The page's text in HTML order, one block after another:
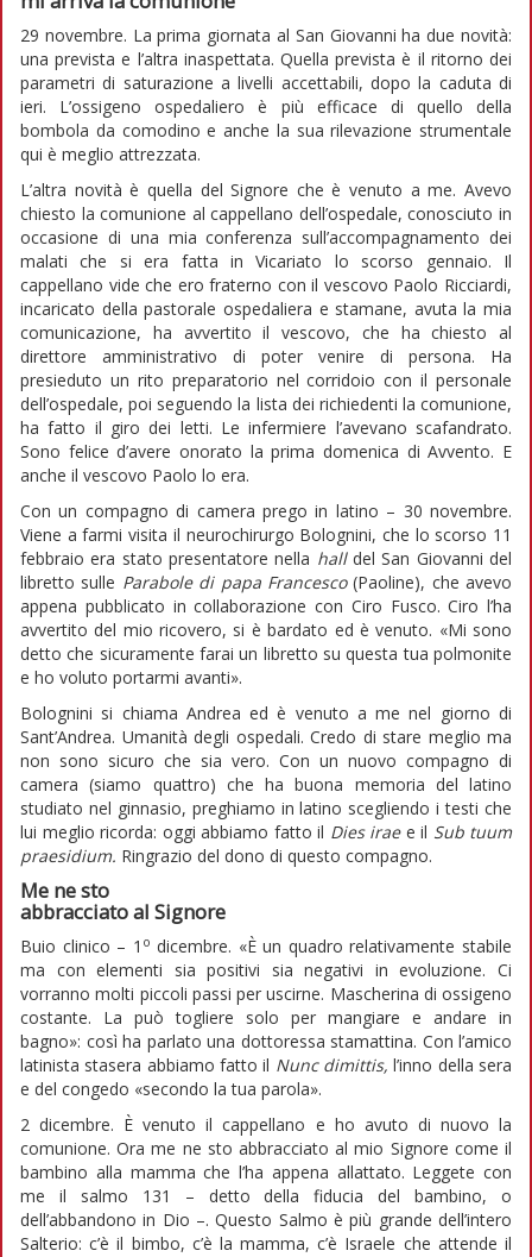
29 novembre. La prima giornata al San Giovanni ha due novità:
una prevista e l’altra inaspettata. Quella prevista è il ritorno dei
parametri di saturazione a livelli accettabili, dopo la caduta di
ieri. L’ossigeno ospedaliero è più efficace di quello della
bombola da comodino e anche la sua rilevazione strumentale
qui è meglio attrezzata.
L’altra novità è quella del Signore che è venuto a me. Avevo
chiesto la comunione al cappellano dell’ospedale, conosciuto in
occasione di una mia conferenza sull’accompagnamento dei
malati che si era fatta in Vicariato lo scorso gennaio. Il
cappellano vide che ero fraterno con il vescovo Paolo Ricciardi,
incaricato della pastorale ospedaliera e stamane, avuta la mia
comunicazione, ha avvertito il vescovo, che ha chiesto al
direttore amministrativo di poter venire di persona. Ha
presieduto un rito preparatorio nel corridoio con il personale
dell’ospedale, poi seguendo la lista dei richiedenti la comunione,
ha fatto il giro dei letti. Le infermiere l’avevano scafandrato.
Sono felice d’avere onorato la prima domenica di Avvento. E
anche il vescovo Paolo lo era.
Con un compagno di camera prego in latino – 30 novembre.
Viene a farmi visita il neurochirurgo Bolognini, che lo scorso 11
febbraio era stato presentatore nella halldel San Giovanni del
libretto sulle Parabole di papa Francesco(Paoline), che avevo
appena pubblicato in collaborazione con Ciro Fusco. Ciro l’ha
avvertito del mio ricovero, si è bardato ed è venuto. «Mi sono
detto che sicuramente farai un libretto su questa tua polmonite
e ho voluto portarmi avanti».
Bolognini si chiama Andrea ed è venuto a me nel giorno di
Sant’Andrea. Umanità degli ospedali. Credo di stare meglio ma
non sono sicuro che sia vero. Con un nuovo compagno di
camera (siamo quattro) che ha buona memoria del latino
studiato nel ginnasio, preghiamo in latino scegliendo i testi che
lui meglio ricorda: oggi abbiamo fatto il Dies iraee il Sub tuum
praesidium. Ringrazio del dono di questo compagno.
Me ne sto
abbracciato al Signore
Buio clinico – 1 o dicembre. «È un quadro relativamente stabile
ma con elementi sia positivi sia negativi in evoluzione. Ci
vorranno molti piccoli passi per uscirne. Mascherina di ossigeno
costante. La può togliere solo per mangiare e andare in
bagno»: così ha parlato una dottoressa stamattina. Con l’amico
latinista stasera abbiamo fatto il Nunc dimittis, l’inno della sera
e del congedo «secondo la tua parola».
2 dicembre. È venuto il cappellano e ho avuto di nuovo la
comunione. Ora me ne sto abbracciato al mio Signore come il
bambino alla mamma che l’ha appena allattato. Leggete con
me il salmo 131 – detto della fiducia del bambino, o
dell’abbandono in Dio –. Questo Salmo è più grande dell’intero
Salterio: c’è il bimbo, c’è la mamma, c’è Israele che attende il